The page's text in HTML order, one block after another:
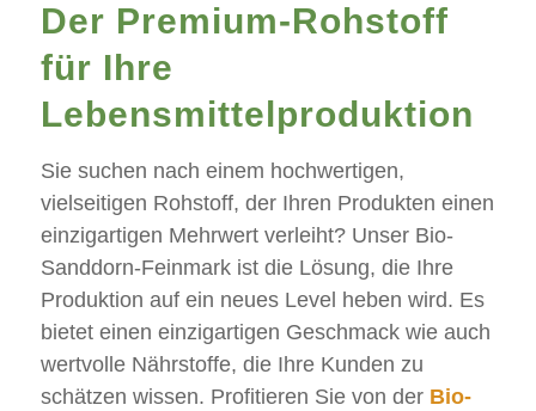
Der Premium-Rohstoff
für Ihre
Lebensmittelproduktion
Sie suchen nach einem hochwertigen,
vielseitigen Rohstoff, der Ihren Produkten einen
einzigartigen Mehrwert verleiht? Unser Bio-
Sanddorn-Feinmark ist die Lösung, die Ihre
Produktion auf ein neues Level heben wird. Es
bietet einen einzigartigen Geschmack wie auch
wertvolle Nährstoffe, die Ihre Kunden zu
schätzen wissen. Profitieren Sie von der Bio-